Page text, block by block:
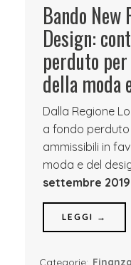
Bando New
Design:
perduto
della moda
Dalla Regione
a fondo perduto
ammissibili in
moda e del
settembre 2019
LEGGI →
Categorie: